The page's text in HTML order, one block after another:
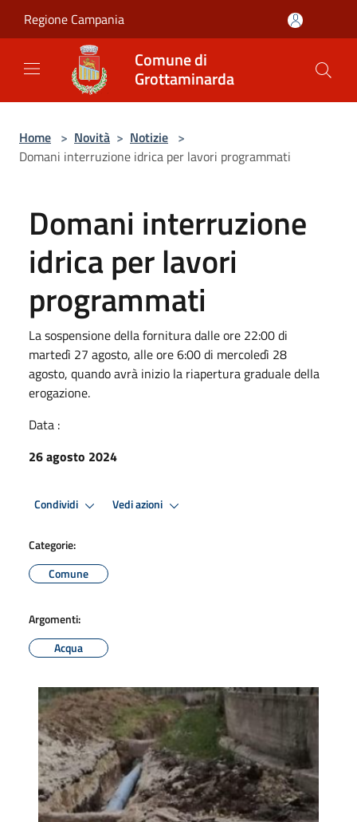
Regione Campania
Comune di
Grottaminarda
Home > Novità > Notizie >
Domani interruzione idrica per lavori programmati
Domani interruzione
idrica per lavori
programmati
La sospensione della fornitura dalle ore 22:00 di
martedì 27 agosto, alle ore 6:00 di mercoledì 28
agosto, quando avrà inizio la riapertura graduale della
erogazione.
Data :
26 agosto 2024
Condividi Vedi azioni
Categorie:
Comune
Argomenti:
Acqua